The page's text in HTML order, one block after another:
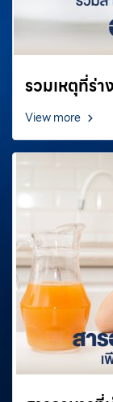
รวมเหตุที่ร่
View more